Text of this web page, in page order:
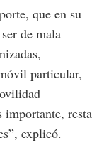
que en su
de mala
particular,
importante, resta
explicó.